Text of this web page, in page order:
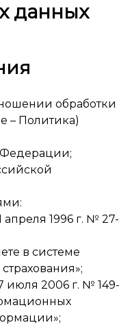
данных
обработки
– Политика)
1996 г. № 27-
в системе
июля 2006 г. № 149-